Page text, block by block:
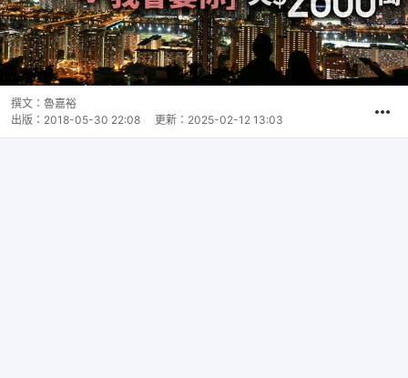
撰文： 魯嘉裕
出版： 2018-05-30 22:08 更新： 2025-02-12 13:03